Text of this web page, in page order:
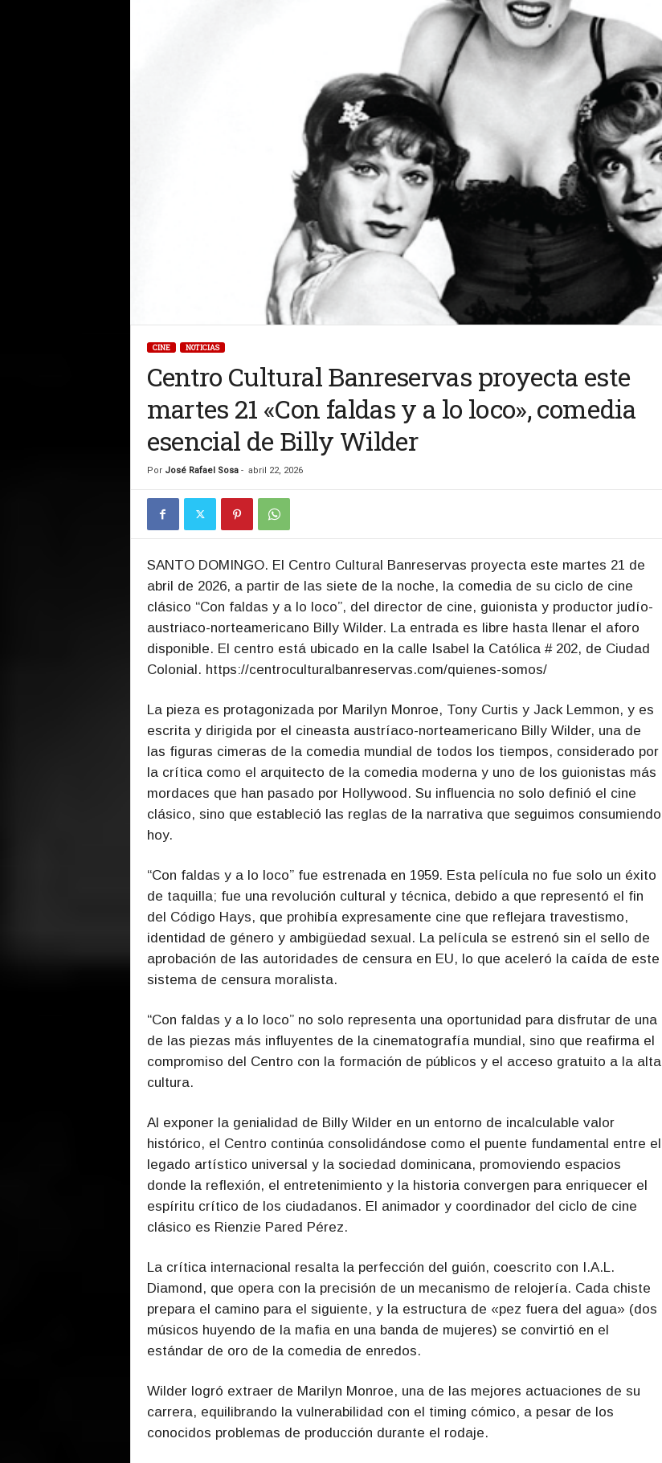
CINE NOTICIAS
Centro Cultural Banreservas proyecta este
martes 21 «Con faldas y a lo loco», comedia
esencial de Billy Wilder
Por José Rafael Sosa- abril 22, 2026
SANTO DOMINGO. El Centro Cultural Banreservas proyecta este martes 21 de
abril de 2026, a partir de las siete de la noche, la comedia de su ciclo de cine
clásico “Con faldas y a lo loco”, del director de cine, guionista y productor judío-
austriaco-norteamericano Billy Wilder. La entrada es libre hasta llenar el aforo
disponible. El centro está ubicado en la calle Isabel la Católica # 202, de Ciudad
Colonial. https://centroculturalbanreservas.com/quienes-somos/
La pieza es protagonizada por Marilyn Monroe, Tony Curtis y Jack Lemmon, y es
escrita y dirigida por el cineasta austríaco-norteamericano Billy Wilder, una de
las figuras cimeras de la comedia mundial de todos los tiempos, considerado por
la crítica como el arquitecto de la comedia moderna y uno de los guionistas más
mordaces que han pasado por Hollywood. Su influencia no solo definió el cine
clásico, sino que estableció las reglas de la narrativa que seguimos consumiendo
hoy.
“Con faldas y a lo loco” fue estrenada en 1959. Esta película no fue solo un éxito
de taquilla; fue una revolución cultural y técnica, debido a que representó el fin
del Código Hays, que prohibía expresamente cine que reflejara travestismo,
identidad de género y ambigüedad sexual. La película se estrenó sin el sello de
aprobación de las autoridades de censura en EU, lo que aceleró la caída de este
sistema de censura moralista.
“Con faldas y a lo loco” no solo representa una oportunidad para disfrutar de una
de las piezas más influyentes de la cinematografía mundial, sino que reafirma el
compromiso del Centro con la formación de públicos y el acceso gratuito a la alta
cultura.
Al exponer la genialidad de Billy Wilder en un entorno de incalculable valor
histórico, el Centro continúa consolidándose como el puente fundamental entre el
legado artístico universal y la sociedad dominicana, promoviendo espacios
donde la reflexión, el entretenimiento y la historia convergen para enriquecer el
espíritu crítico de los ciudadanos. El animador y coordinador del ciclo de cine
clásico es Rienzie Pared Pérez.
La crítica internacional resalta la perfección del guión, coescrito con I.A.L.
Diamond, que opera con la precisión de un mecanismo de relojería. Cada chiste
prepara el camino para el siguiente, y la estructura de «pez fuera del agua» (dos
músicos huyendo de la mafia en una banda de mujeres) se convirtió en el
estándar de oro de la comedia de enredos.
Wilder logró extraer de Marilyn Monroe, una de las mejores actuaciones de su
carrera, equilibrando la vulnerabilidad con el timing cómico, a pesar de los
conocidos problemas de producción durante el rodaje.